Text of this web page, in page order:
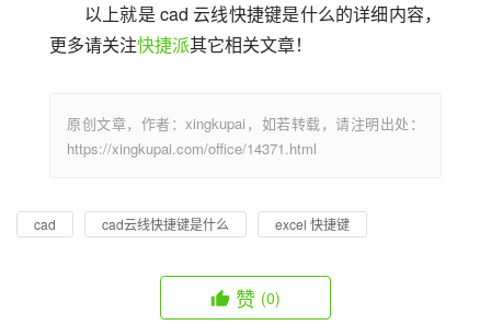
以上就是 cad 云线快捷键是什么的详细内容，
更多请关注快捷派其它相关文章！
原创文章，作者：xingkupai，如若转载，请注明出处：
https://xingkupai.com/office/14371.html
cad cad云线快捷键是什么 excel 快捷键
赞 (0)